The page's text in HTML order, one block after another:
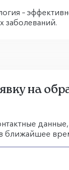
–
заболеваний.
на
ближайшее